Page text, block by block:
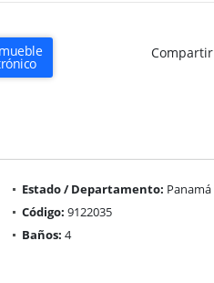
Compartir
Estado / Departamento: Panamá
Código: 9122035
Baños: 4